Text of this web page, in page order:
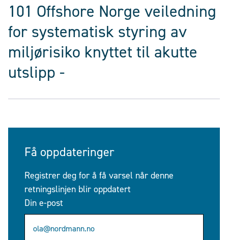
101 Offshore Norge veiledning
for systematisk styring av
miljørisiko knyttet til akutte
utslipp -
Få oppdateringer
Registrer deg for å få varsel når denne
retningslinjen blir oppdatert
Din e-post